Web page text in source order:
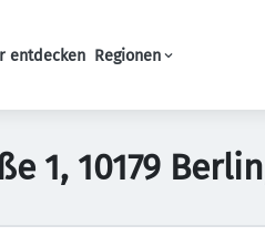
entdecken Regionen
1, 10179